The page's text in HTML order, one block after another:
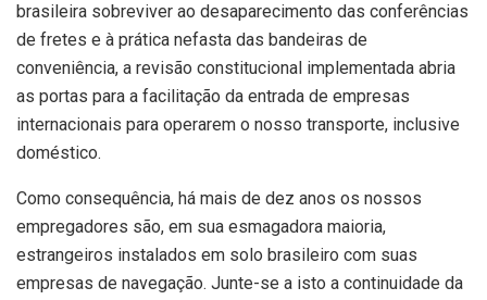
brasileira sobreviver ao desaparecimento das conferências
de fretes e à prática nefasta das bandeiras de
conveniência, a revisão constitucional implementada abria
as portas para a facilitação da entrada de empresas
internacionais para operarem o nosso transporte, inclusive
doméstico.
Como consequência, há mais de dez anos os nossos
empregadores são, em sua esmagadora maioria,
estrangeiros instalados em solo brasileiro com suas
empresas de navegação. Junte-se a isto a continuidade da